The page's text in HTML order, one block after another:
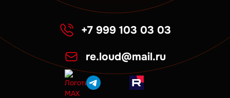
+7 999 103 03 03
re.loud@mail.ru